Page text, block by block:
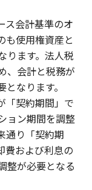
ス会計基準のオ
も使用権資産と
ります。法人税
、会計と税務が
なります。
「契約期間」で
ョン期間を調整
通り「契約期
費および利息の
整が必要となる